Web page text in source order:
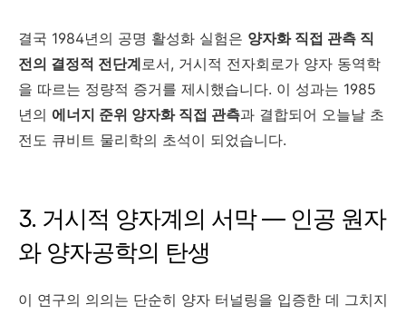
결국 1984년의 공명 활성화 실험은 양자화 직접 관측 직
전의 결정적 전단계 로서, 거시적 전자회로가 양자 동역학
을 따르는 정량적 증거를 제시했습니다. 이 성과는 1985
년의 에너지 준위 양자화 직접 관측과 결합되어 오늘날 초
전도 큐비트 물리학의 초석이 되었습니다.
3. 거시적 양자계의 서막 — 인공 원자
와 양자공학의 탄생
이 연구의 의의는 단순히 양자 터널링을 입증한 데 그치지